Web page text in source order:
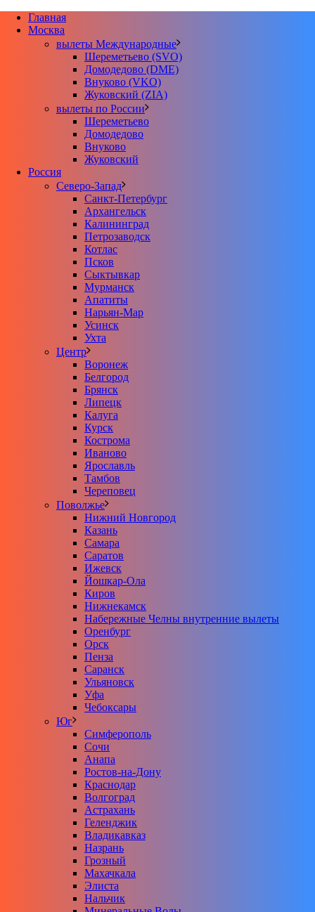
Главная
Москва
вылеты Международные
Шереметьево (SVO)
Домодедово (DME)
Внуково (VKO)
Жуковский (ZIA)
вылеты по России
Шереметьево
Домодедово
Внуково
Жуковский
Россия
Северо-Запад
Санкт-Петербург
Архангельск
Калининград
Петрозаводск
Котлас
Псков
Сыктывкар
Мурманск
Апатиты
Нарьян-Мар
Усинск
Ухта
Центр
Воронеж
Белгород
Брянск
Липецк
Калуга
Курск
Кострома
Иваново
Ярославль
Тамбов
Череповец
Поволжье
Нижний Новгород
Казань
Самара
Саратов
Ижевск
Йошкар-Ола
Киров
Нижнекамск
Набережные Челны внутренние вылеты
Оренбург
Орск
Пенза
Саранск
Ульяновск
Уфа
Чебоксары
Юг
Симферополь
Сочи
Анапа
Ростов-на-Дону
Краснодар
Волгоград
Астрахань
Геленджик
Владикавказ
Назрань
Грозный
Махачкала
Элиста
Нальчик